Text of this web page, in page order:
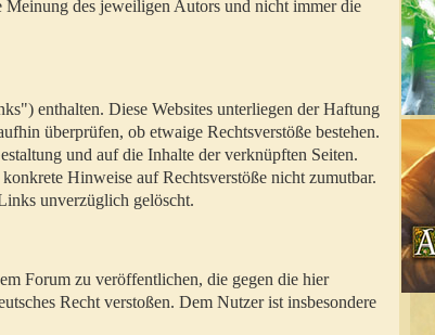
Meinung des jeweiligen Autors und nicht immer die
enthalten. Diese Websites unterliegen der Haftung
überprüfen, ob etwaige Rechtsverstöße bestehen.
und auf die Inhalte der verknüpften Seiten.
Hinweise auf Rechtsverstöße nicht zumutbar.
unverzüglich gelöscht.
Forum zu veröffentlichen, die gegen die hier
Recht verstoßen. Dem Nutzer ist insbesondere